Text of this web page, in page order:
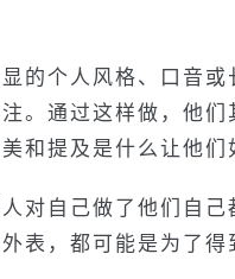
的个人风格、口音
。通过这样做，他
和提及是什么让他们
对自己做了他们自
表，都可能是为了得